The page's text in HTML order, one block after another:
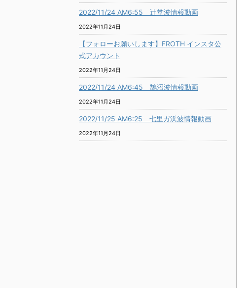
2022/11/24 AM6:55 辻堂波情報動画
2022年11月24日
【フォローお願いします】FROTH インスタ公
式アカウント
2022年11月24日
2022/11/24 AM6:45 鵠沼波情報動画
2022年11月24日
2022/11/25 AM6:25 七里ガ浜波情報動画
2022年11月24日